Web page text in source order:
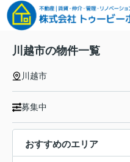
川越市の物件一覧
川越市
募集中
おすすめのエリア